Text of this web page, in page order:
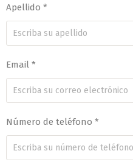
Apellido *
Email *
Número de teléfono *